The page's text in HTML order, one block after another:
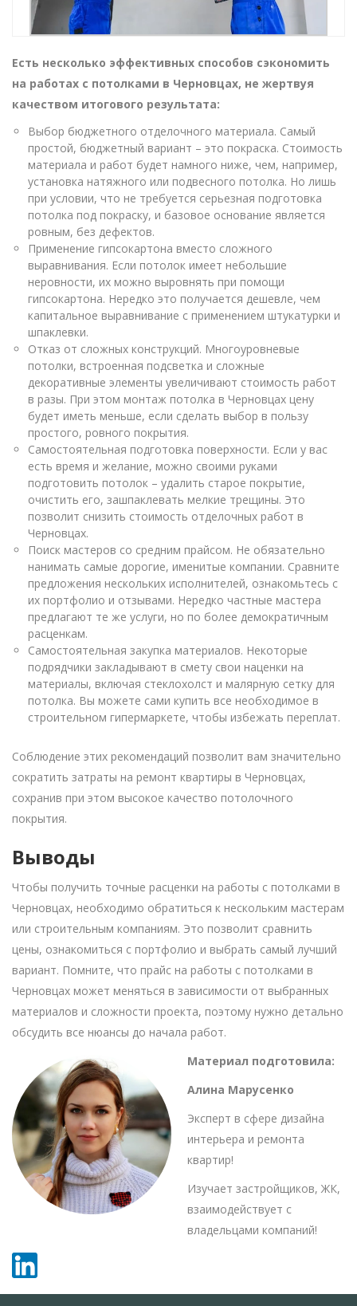
Есть несколько эффективных способов сэкономить
на работах с потолками в Черновцах, не жертвуя
качеством итогового результата:
Выбор бюджетного отделочного материала. Самый
простой, бюджетный вариант – это покраска. Стоимость
материала и работ будет намного ниже, чем, например,
установка натяжного или подвесного потолка. Но лишь
при условии, что не требуется серьезная подготовка
потолка под покраску, и базовое основание является
ровным, без дефектов.
Применение гипсокартона вместо сложного
выравнивания. Если потолок имеет небольшие
неровности, их можно выровнять при помощи
гипсокартона. Нередко это получается дешевле, чем
капитальное выравнивание с применением штукатурки и
шпаклевки.
Отказ от сложных конструкций. Многоуровневые
потолки, встроенная подсветка и сложные
декоративные элементы увеличивают стоимость работ
в разы. При этом монтаж потолка в Черновцах цену
будет иметь меньше, если сделать выбор в пользу
простого, ровного покрытия.
Самостоятельная подготовка поверхности. Если у вас
есть время и желание, можно своими руками
подготовить потолок – удалить старое покрытие,
очистить его, зашпаклевать мелкие трещины. Это
позволит снизить стоимость отделочных работ в
Черновцах.
Поиск мастеров со средним прайсом. Не обязательно
нанимать самые дорогие, именитые компании. Сравните
предложения нескольких исполнителей, ознакомьтесь с
их портфолио и отзывами. Нередко частные мастера
предлагают те же услуги, но по более демократичным
расценкам.
Самостоятельная закупка материалов. Некоторые
подрядчики закладывают в смету свои наценки на
материалы, включая стеклохолст и малярную сетку для
потолка. Вы можете сами купить все необходимое в
строительном гипермаркете, чтобы избежать переплат.
Соблюдение этих рекомендаций позволит вам значительно
сократить затраты на ремонт квартиры в Черновцах,
сохранив при этом высокое качество потолочного
покрытия.
Выводы
Чтобы получить точные расценки на работы с потолками в
Черновцах, необходимо обратиться к нескольким мастерам
или строительным компаниям. Это позволит сравнить
цены, ознакомиться с портфолио и выбрать самый лучший
вариант. Помните, что прайс на работы с потолками в
Черновцах может меняться в зависимости от выбранных
материалов и сложности проекта, поэтому нужно детально
обсудить все нюансы до начала работ.
Материал подготовила:
Алина Марусенко
Эксперт в сфере дизайна
интерьера и ремонта
квартир!
Изучает застройщиков, ЖК,
взаимодействует с
владельцами компаний!